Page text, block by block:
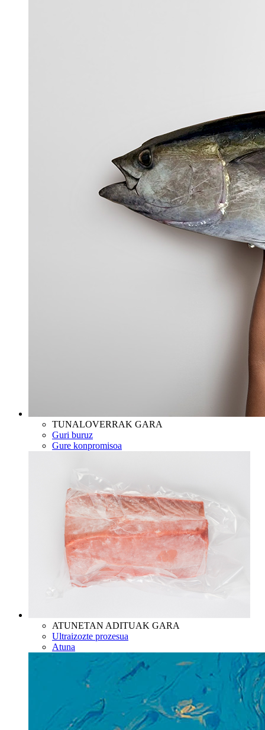
TUNALOVERRAK GARA
Guri buruz
Gure konpromisoa
ATUNETAN ADITUAK GARA
Ultraizozte prozesua
Atuna